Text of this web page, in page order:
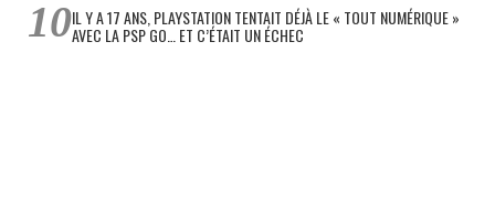
IL Y A 17 ANS, PLAYSTATION TENTAIT DÉJÀ LE « TOUT NUMÉRIQUE »
AVEC LA PSP GO… ET C’ÉTAIT UN ÉCHEC